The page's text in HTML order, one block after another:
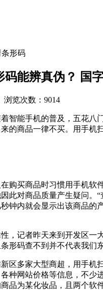
形码
码能辨真伪？ 国
浏览次数：9014
着智能手机的普及，五花八
的商品一律不买。用手机
买商品时习惯用手机软件
此对商品质量产生疑问。
钟内就会显示出该商品的
记者昨天来到开发区一大
形码查不到并不代表我们
多家大型商超，用手机扫
种网站价格等信息，不少
品为某化妆品，且两个软